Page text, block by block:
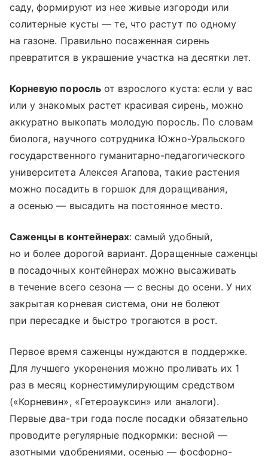
саду, формируют из нее живые изгороди или
солитерные кусты — те, что растут по одному
на газоне. Правильно посаженная сирень
превратится в украшение участка на десятки лет.
Корневую поросльот взрослого куста: если у вас
или у знакомых растет красивая сирень, можно
аккуратно выкопать молодую поросль. По словам
биолога, научного сотрудника Южно-Уральского
государственного гуманитарно-педагогического
университета Алексея Агапова, такие растения
можно посадить в горшок для доращивания,
а осенью — высадить на постоянное место.
Саженцы в контейнерах: самый удобный,
но и более дорогой вариант. Доращенные саженцы
в посадочных контейнерах можно высаживать
в течение всего сезона — с весны до осени. У них
закрытая корневая система, они не болеют
при пересадке и быстро трогаются в рост.
Первое время саженцы нуждаются в поддержке.
Для лучшего укоренения можно проливать их 1
раз в месяц корнестимулирующим средством
(«Корневин», «Гетероауксин» или аналоги).
Первые два-три года после посадки обязательно
проводите регулярные подкормки: весной —
азотными удобрениями, осенью — фосфорно-